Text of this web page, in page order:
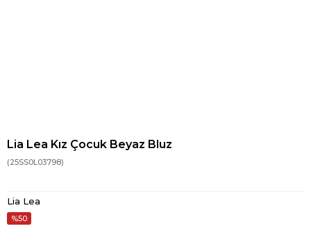
Lia Lea Kız Çocuk Beyaz Bluz
(25SS0L03798)
Lia Lea
50